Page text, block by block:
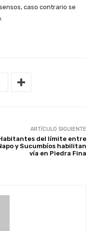
caso contrario se
ARTÍCULO SIGUIENTE
del límite entre
y Sucumbíos habilitan
vía en Piedra Fina